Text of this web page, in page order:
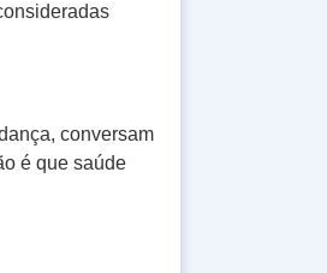
conversam
é que saúde